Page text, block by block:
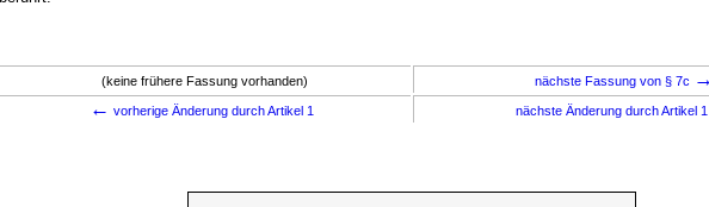
(keine frühere Fassung vorhanden) nächste Fassung von § 7c →
← vorherige Änderung durch Artikel 1 nächste Änderung durch Artikel 1